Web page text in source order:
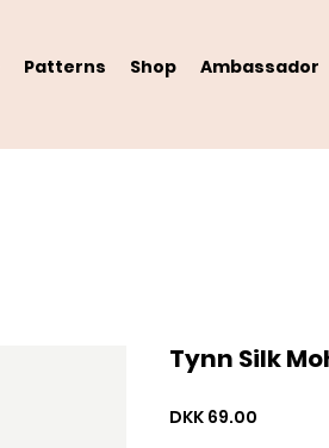
Patterns Shop Ambassador
Tynn Silk
DKK 69.00